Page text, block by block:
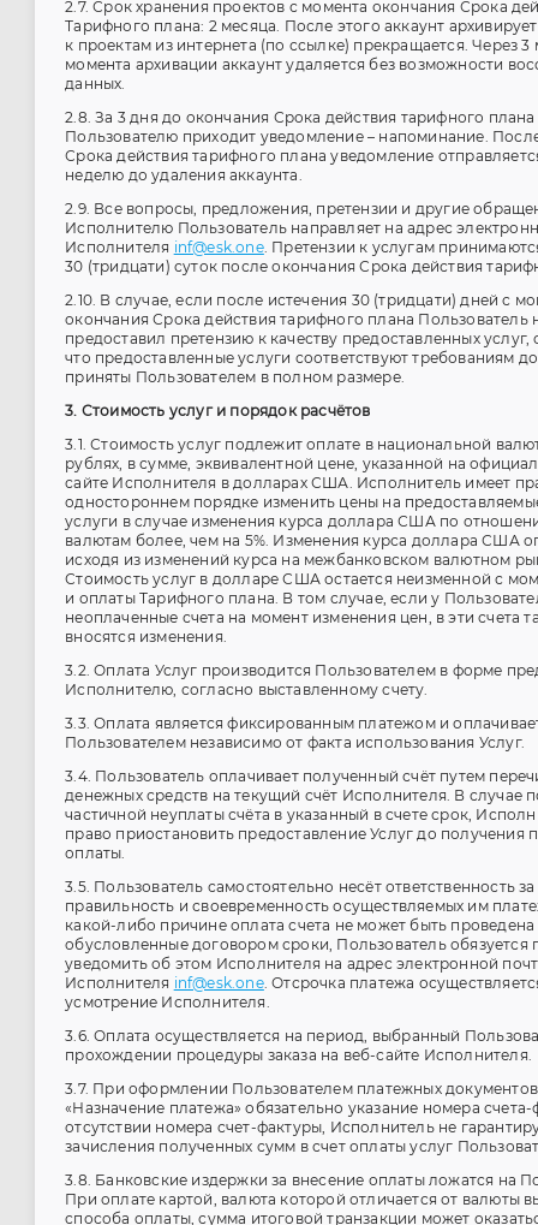
2.7. Срок хранения проектов с момента окончания Срока
Тарифного плана: 2 месяца. После этого аккаунт
к проектам из интернета (по ссылке) прекращается. Через 3
момента архивации аккаунт удаляется без возможности
данных.
2.8. За 3 дня до окончания Срока действия тарифного плана
Пользователю приходит уведомление – напоминание.
Срока действия тарифного плана уведомление
неделю до удаления аккаунта.
2.9. Все вопросы, предложения, претензии и другие
Исполнителю Пользователь направляет на адрес
Исполнителя inf@esk.one. Претензии к услугам
30 (тридцати) суток после окончания Срока действия
2.10. В случае, если после истечения 30 (тридцати) дней с
окончания Срока действия тарифного плана Пользователь
предоставил претензию к качеству предоставленных услуг,
что предоставленные услуги соответствуют требованиям
приняты Пользователем в полном размере.
3. Стоимость услуг и порядок расчётов
3.1. Стоимость услуг подлежит оплате в национальной
рублях, в сумме, эквивалентной цене, указанной на
сайте Исполнителя в долларах США. Исполнитель имеет
одностороннем порядке изменить цены на
услуги в случае изменения курса доллара США по
валютам более, чем на 5%. Изменения курса доллара США
исходя из изменений курса на межбанковском валютном
Стоимость услуг в долларе США остается неизменной с
и оплаты Тарифного плана. В том случае, если у
неоплаченные счета на момент изменения цен, в эти счета
вносятся изменения.
3.2. Оплата Услуг производится Пользователем в форме
Исполнителю, согласно выставленному счету.
3.3. Оплата является фиксированным платежом и
Пользователем независимо от факта использования Услуг.
3.4. Пользователь оплачивает полученный счёт путем
денежных средств на текущий счёт Исполнителя. В случае
частичной неуплаты счёта в указанный в счете срок,
право приостановить предоставление Услуг до получения
оплаты.
3.5. Пользователь самостоятельно несёт ответственность за
правильность и своевременность осуществляемых им
какой-либо причине оплата счета не может быть проведена
обусловленные договором сроки, Пользователь обязуется
уведомить об этом Исполнителя на адрес электронной
Исполнителя inf@esk.one. Отсрочка платежа
усмотрение Исполнителя.
3.6. Оплата осуществляется на период, выбранный
прохождении процедуры заказа на веб-сайте Исполнителя.
3.7. При оформлении Пользователем платежных
«Назначение платежа» обязательно указание номера
отсутствии номера счет-фактуры, Исполнитель не
зачисления полученных сумм в счет оплаты услуг
3.8. Банковские издержки за внесение оплаты ложатся на
При оплате картой, валюта которой отличается от валюты
способа оплаты, сумма итоговой транзакции может